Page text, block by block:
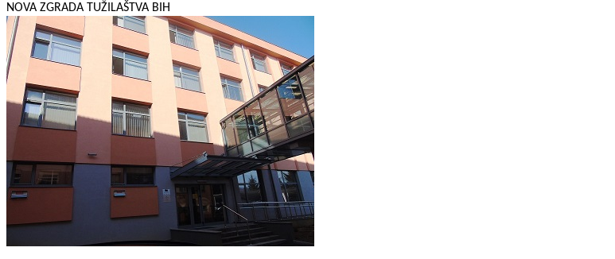
NOVA ZGRADA TUŽILAŠTVA BIH